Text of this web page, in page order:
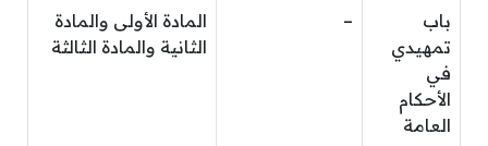
باب
تمهيدي
في
الأحكام
العامة
–
المادة الأولى والمادة
الثانية والمادة الثالثة